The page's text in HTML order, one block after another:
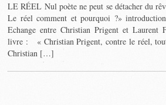
LE RÉEL Nul poète ne peut se détacher du
Le réel comment et pourquoi ?»
Echange entre Christian Prigent et Laurent
livre : « Christian Prigent, contre le réel,
Christian […]